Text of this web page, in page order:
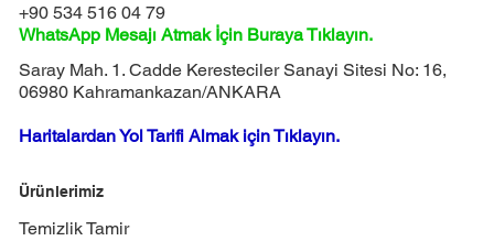
+90 534 516 04 79
WhatsApp Mesajı Atmak İçin Buraya Tıklayın.
Saray Mah. 1. Cadde Keresteciler Sanayi Sitesi No: 16,
06980 Kahramankazan/ANKARA
Haritalardan Yol Tarifi Almak için Tıklayın.
Ürünlerimiz
Temizlik Tamir